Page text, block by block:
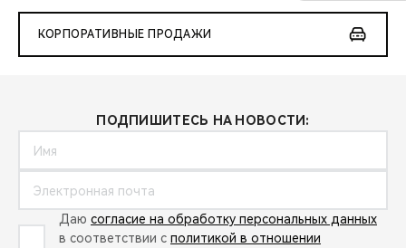
КОРПОРАТИВНЫЕ ПРОДАЖИ
ПОДПИШИТЕСЬ НА НОВОСТИ:
Даю согласие на обработку персональных данных
в соответствии с политикой в отношении